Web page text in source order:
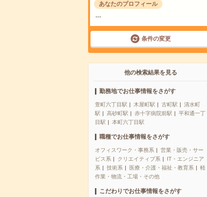
あなたのプロフィール
---
条件の変更
他の検索結果を見る
勤務地でお仕事情報をさがす
萱町六丁目駅 木屋町駅 古町駅
清水町
駅
高砂町駅 赤十字病院前駅
平和通一丁
目駅
本町六丁目駅
職種でお仕事情報をさがす
オフィスワーク・事務系
営業・販売・サー
ビス系
クリエイティブ系
IT・エンジニア
系
技術系 医療・介護・福祉・教育系
軽
作業・物流・工場・その他
こだわりでお仕事情報をさがす